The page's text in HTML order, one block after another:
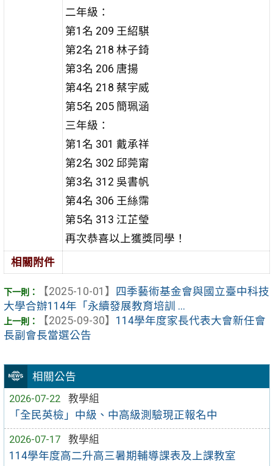
相關公告
2026-07-22
教學組
「全民英檢」中級、中高級測驗現正報名中
2026-07-17
教學組
114學年度高二升高三暑期輔導課表及上課教室
二年級：
第1名 209 王紹騏
第2名 218 林子錡
第3名 206 唐揚
第4名 218 蔡宇威
第5名 205 簡珮涵
三年級：
第1名 301 戴承祥
第2名 302 邱莞甯
第3名 312 吳書帆
第4名 306 王絲霈
第5名 313 江芷瑩
再次恭喜以上獲獎同學！
相關附件
【2025-10-01】
四季藝術基金會與國立臺中科技
大學合辦114年「永續發展教育培訓 ...
【2025-09-30】 114學年度家長代表大會新任會
長副會長當選公告